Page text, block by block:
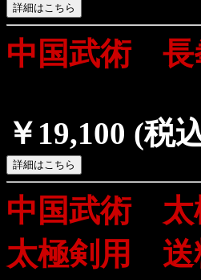
中国武術
￥19,100 (税
中国武術
太極剣用 送